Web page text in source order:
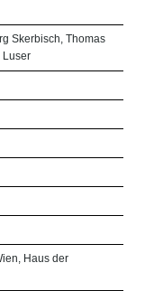
Skerbisch, Thomas
Luser
Haus der